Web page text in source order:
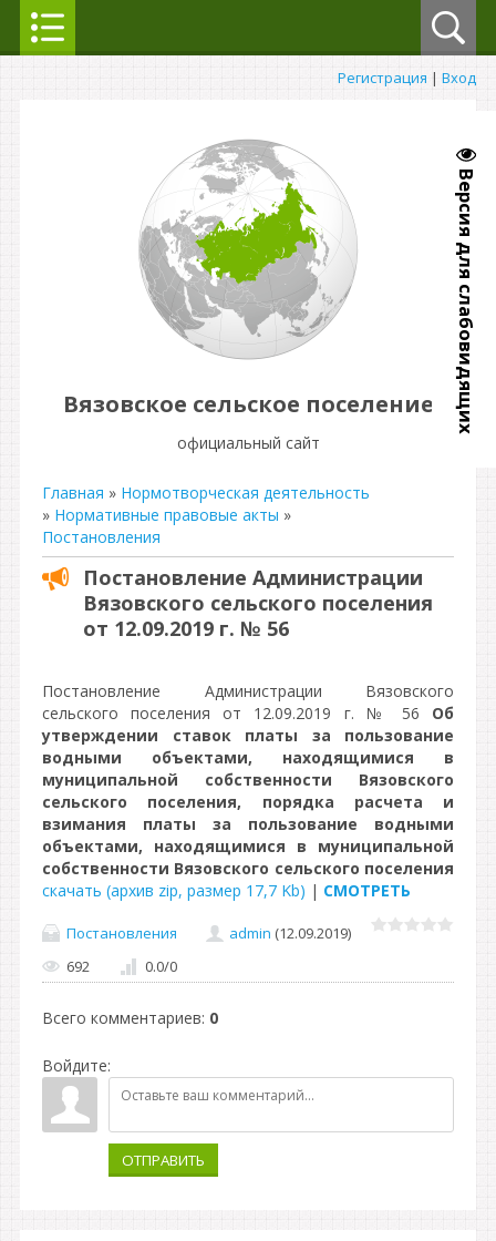
Версия для слабовидящих
Регистрация | Вход
Вязовское сельское поселение
официальный сайт
Главная » Нормотворческая деятельность
» Нормативные правовые акты »
Постановления
Постановление Администрации
Вязовского сельского поселения
от 12.09.2019 г. № 56
Постановление Администрации Вязовского
сельского поселения от 12.09.2019 г. № 56 Об
утверждении ставок платы за пользование
водными объектами, находящимися в
муниципальной собственности Вязовского
сельского поселения, порядка расчета и
взимания платы за пользование водными
объектами, находящимися в муниципальной
собственности Вязовского сельского поселения
скачать (архив zip, размер 17,7 Kb) | СМОТРЕТЬ
Постановления admin (12.09.2019)
692
0.0/0
Всего комментариев: 0
Войдите:
ОТПРАВИТЬ